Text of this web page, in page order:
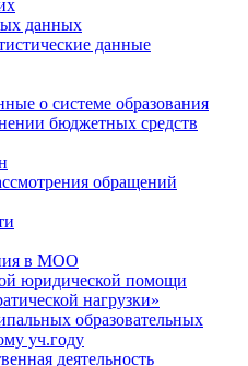
данных
данные
о системе образования
бюджетных средств
обращений
в МОО
юридической помощи
нагрузки»
образовательных
уч.году
деятельность